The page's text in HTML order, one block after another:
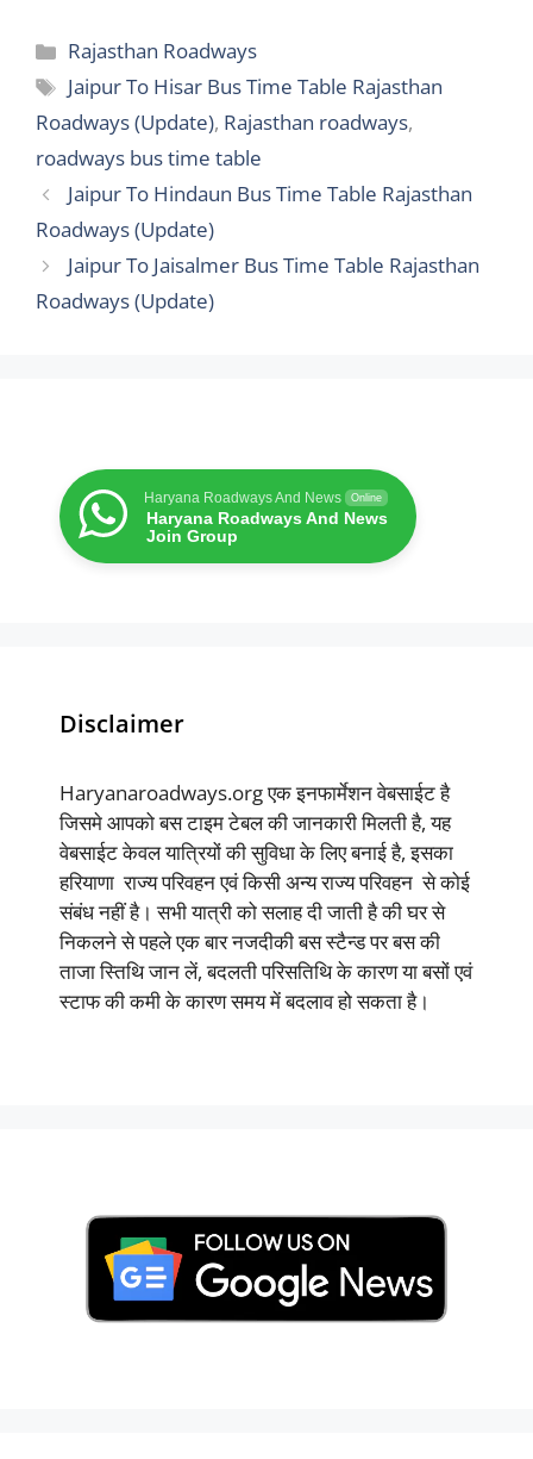
Categories
Rajasthan Roadways
Tags
Jaipur To Hisar Bus Time Table Rajasthan
Roadways (Update), Rajasthan roadways,
roadways bus time table
Jaipur To Hindaun Bus Time Table Rajasthan
Roadways (Update)
Jaipur To Jaisalmer Bus Time Table Rajasthan
Roadways (Update)
Haryana Roadways And News Online
Haryana Roadways And News
Join Group
Disclaimer
Haryanaroadways.org एक इनफार्मेशन वेबसाईट है
जिसमे आपको बस टाइम टेबल की जानकारी मिलती है, यह
वेबसाईट केवल यात्रियों की सुविधा के लिए बनाई है, इसका
हरियाणा राज्य परिवहन एवं किसी अन्य राज्य परिवहन से कोई
संबंध नहीं है। सभी यात्री को सलाह दी जाती है की घर से
निकलने से पहले एक बार नजदीकी बस स्टैन्ड पर बस की
ताजा स्तिथि जान लें, बदलती परिसतिथि के कारण या बसों एवं
स्टाफ की कमी के कारण समय में बदलाव हो सकता है।